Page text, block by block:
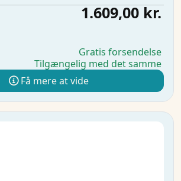
1.609,00 kr.
Gratis forsendelse
Tilgængelig med det samme
Få mere at vide